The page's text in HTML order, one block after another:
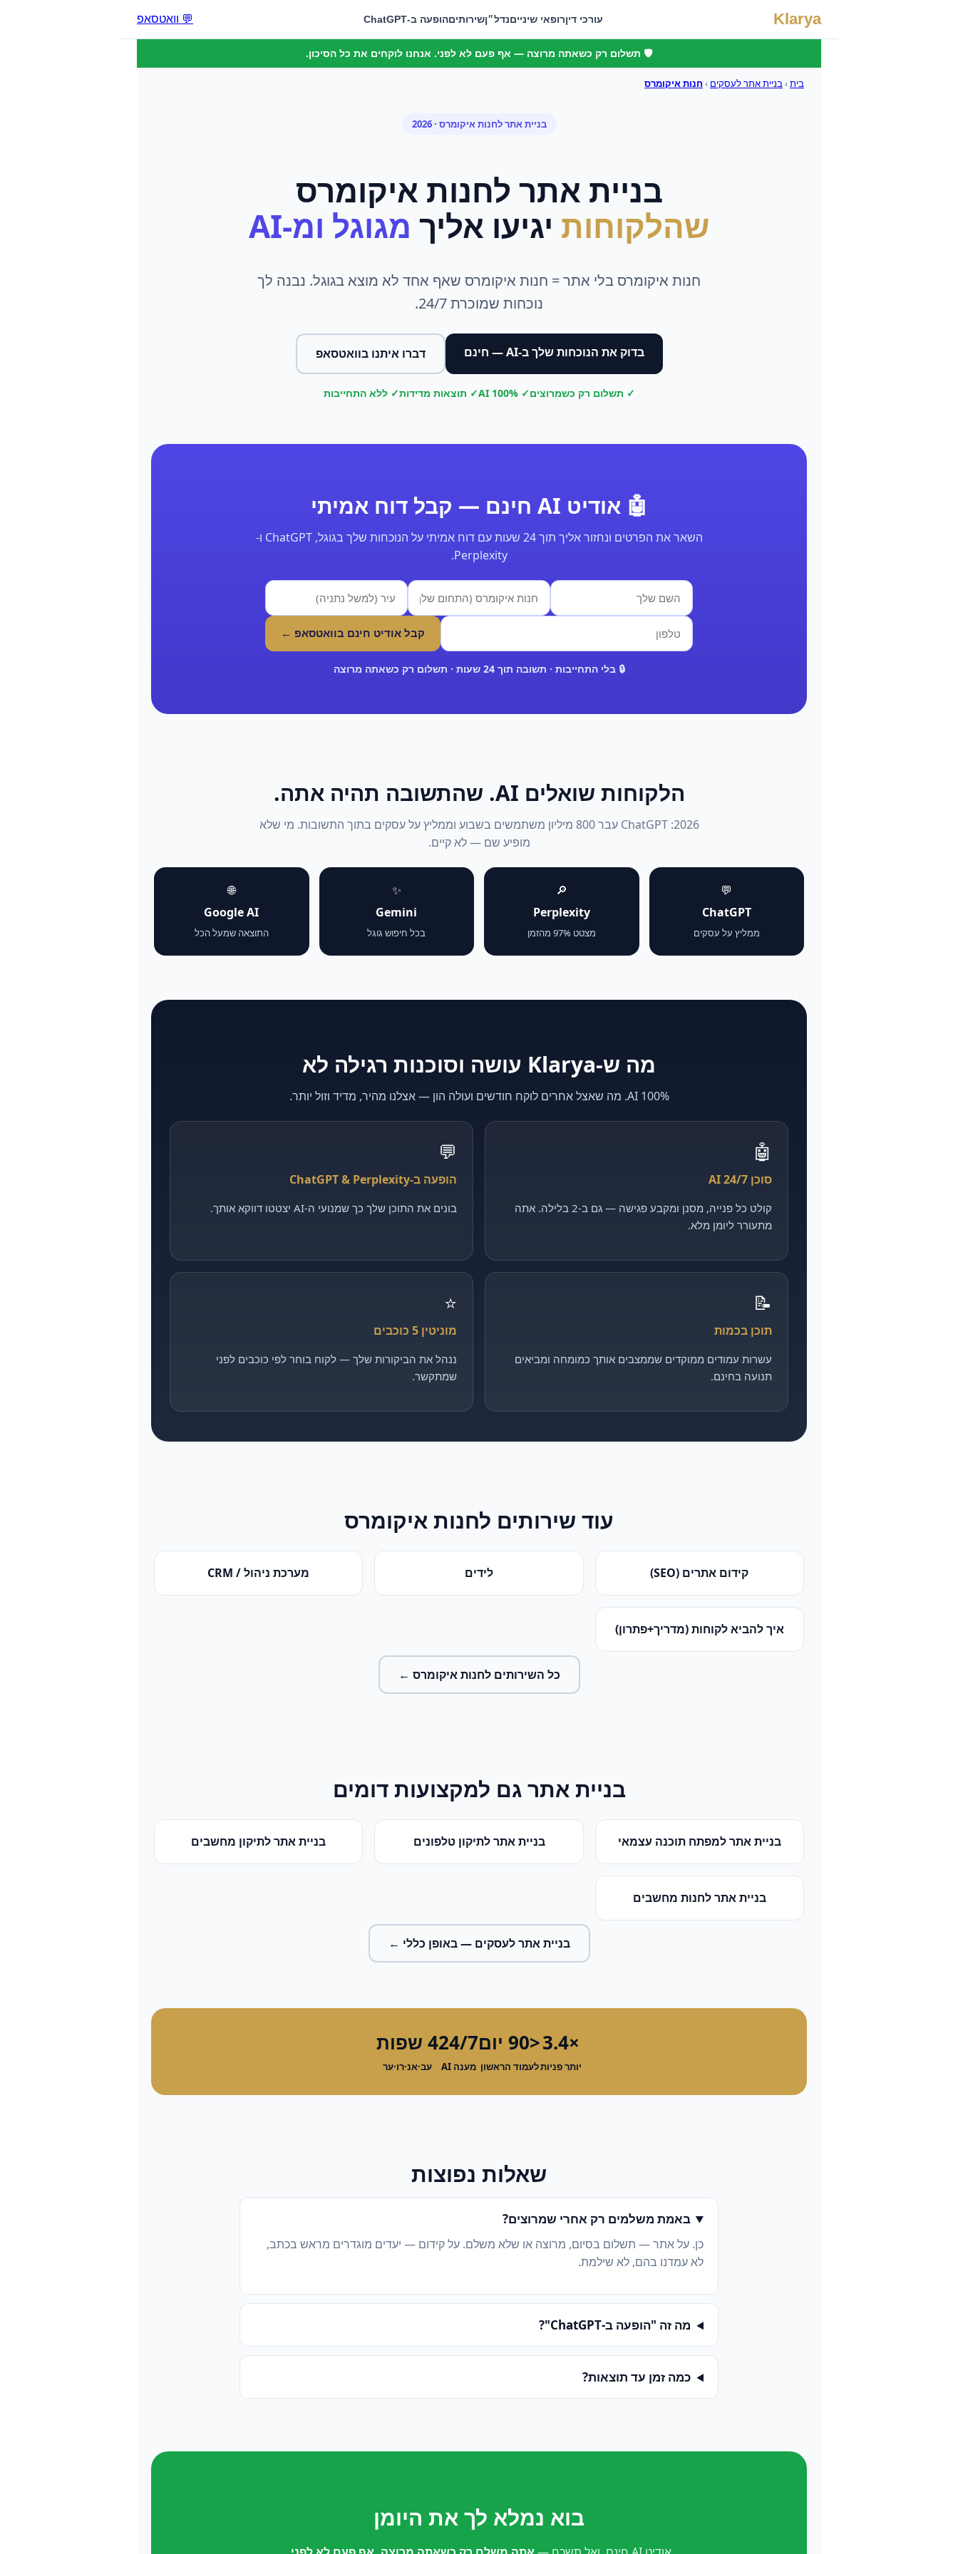
Klarya עורכי דיןרופאי שינייםנדל״ןשירותיםהופעה ב-ChatGPT 💬 וואטסאפ
🛡️ תשלום רק כשאתה מרוצה — אף פעם לא לפני. אנחנו לוקחים את כל הסיכון.
בית›בניית אתר לעסקים › חנות איקומרס
בניית אתרלחנות איקומרס · 2026
בניית אתר לחנות איקומרס
שהלקוחות יגיעו אליך מגוגל ומ-AI
חנות איקומרס בלי אתר = חנות איקומרס שאף אחד לא מוצא בגוגל. נבנה לך
נוכחות שמוכרת 24/7.
בדוק את הנוכחות שלך ב-AI — חינם דברו איתנו בוואטסאפ
✓ תשלום רק כשמרוצים✓ 100% AI ✓ תוצאות מדידות✓ ללא התחייבות
🤖 אודיט AI חינם — קבל דוח אמיתי
השאר את הפרטים ונחזור אליך תוך 24 שעות עם דוח אמיתי על הנוכחות שלך בגוגל, ChatGPT ו-
Perplexity.
קבל אודיט חינם בוואטסאפ ←
🔒 בלי התחייבות · תשובה תוך 24 שעות · תשלום רק כשאתה מרוצה
הלקוחות שואלים AI. שהתשובה תהיה אתה.
2026: ChatGPT עבר 800 מיליון משתמשים בשבוע וממליץ על עסקים בתוך התשובות. מי שלא
מופיע שם — לא קיים.
💬
ChatGPT
ממליץ על עסקים
🔎
Perplexity
מצטט 97% מהזמן
✨
Gemini
בכל חיפוש גוגל
🌐
Google AI
התוצאה שמעל הכל
מה ש-Klarya עושה וסוכנות רגילה לא
100% AI. מה שאצל אחרים לוקח חודשים ועולה הון — אצלנו מהיר, מדיד וזול יותר.
🤖
סוכן AI 24/7
קולט כל פנייה, מסנן ומקבע פגישה — גם ב-2 בלילה. אתה
מתעורר ליומן מלא.
💬
הופעה ב-ChatGPT & Perplexity
בונים את התוכן שלך כך שמנועי ה-AI יצטטו דווקא אותך.
📝
תוכן בכמות
עשרות עמודים ממוקדים שממצבים אותך כמומחה ומביאים
תנועה בחינם.
⭐
מוניטין 5 כוכבים
ננהל את הביקורות שלך — לקוח בוחר לפי כוכבים לפני
שמתקשר.
עוד שירותים לחנות איקומרס
קידום אתרים (SEO) לידים מערכת ניהול / CRM
איך להביא לקוחות (מדריך+פתרון)
כל השירותים לחנות איקומרס ←
בניית אתרגם למקצועות דומים
בניית אתרלמפתח תוכנה עצמאי בניית אתרלתיקון טלפונים בניית אתרלתיקון מחשבים
בניית אתרלחנות מחשבים
בניית אתר לעסקים — באופן כללי ←
×3.4
יותר פניות
<90 יום
לעמוד הראשון
24/7
מענה AI
4 שפות
עב·אנ·רו·ער
שאלות נפוצות
באמת משלמים רק אחרי שמרוצים?
כן. על אתר — תשלום בסיום, מרוצה או שלא משלם. על קידום — יעדים מוגדרים מראש בכתב,
לא עמדנו בהם, לא שילמת.
מה זה "הופעה ב-ChatGPT"?
כמה זמן עד תוצאות?
בוא נמלא לך את היומן